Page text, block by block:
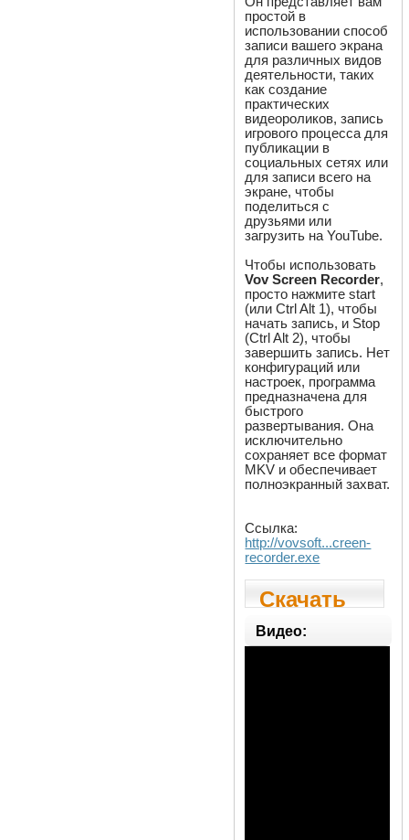
простой в
использовании способ
записи вашего экрана
для различных видов
деятельности, таких
как создание
практических
видеороликов, запись
игрового процесса для
публикации в
социальных сетях или
для записи всего на
экране, чтобы
поделиться с
друзьями или
загрузить на YouTube.
Чтобы использовать
Vov Screen Recorder,
просто нажмите start
(или Ctrl Alt 1), чтобы
начать запись, и Stop
(Ctrl Alt 2), чтобы
завершить запись. Нет
конфигураций или
настроек, программа
предназначена для
быстрого
развертывания. Она
исключительно
сохраняет все формат
MKV и обеспечивает
полноэкранный захват.
Ссылка:
http://vovsoft...creen-
recorder.exe
Скачать
Vov
Screen
Видео: